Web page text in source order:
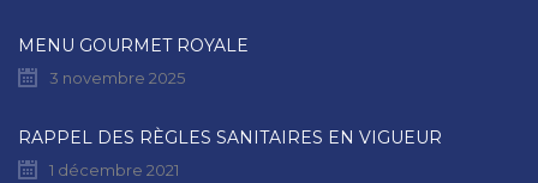
MENU GOURMET ROYALE
3 novembre 2025
RAPPEL DES RÈGLES SANITAIRES EN VIGUEUR
1 décembre 2021